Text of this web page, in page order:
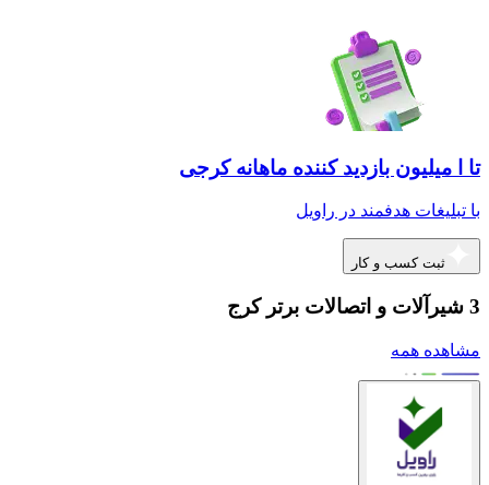
تا ا میلیون بازدید کننده ماهانه کرجی
با تبلیغات هدفمند در راویل
ثبت کسب و کار
3 شیرآلات و اتصالات برتر کرج
مشاهده همه